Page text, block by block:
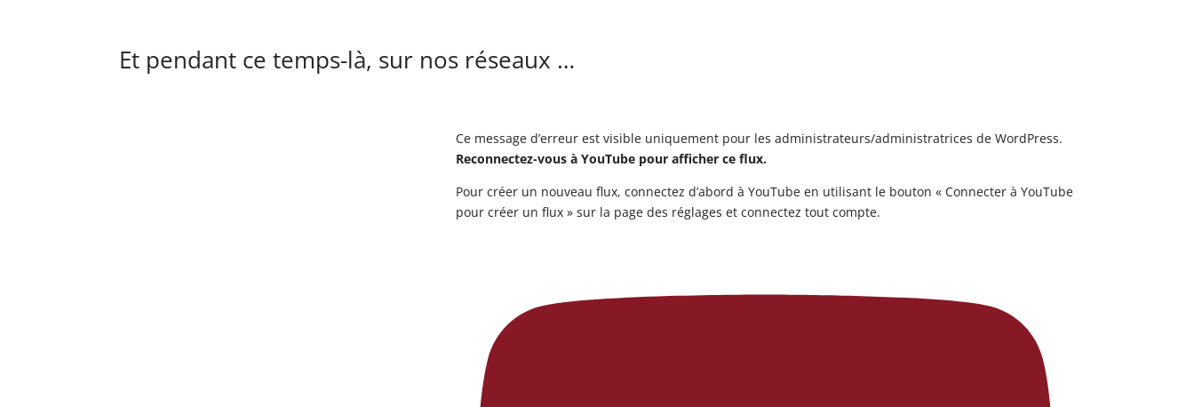
Et pendant ce temps-là, sur nos réseaux …
Ce message d’erreur est visible uniquement pour les administrateurs/administratrices de WordPress.
Reconnectez-vous à YouTube pour afficher ce flux.
Pour créer un nouveau flux, connectez d’abord à YouTube en utilisant le bouton « Connecter à YouTube
pour créer un flux » sur la page des réglages et connectez tout compte.